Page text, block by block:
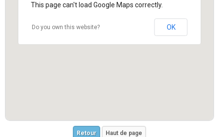
This page can't load Google Maps correctly.
Do you own this website? OK
Retour Haut de page